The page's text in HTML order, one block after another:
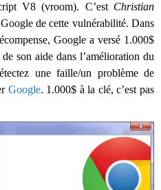
V8 (vroom). C’est Christian
de cette vulnérabilité. Dans
Google a versé 1.000$
son aide dans l’amélioration du
une faille/un problème de
Google. 1.000$ à la clé, c’est pas